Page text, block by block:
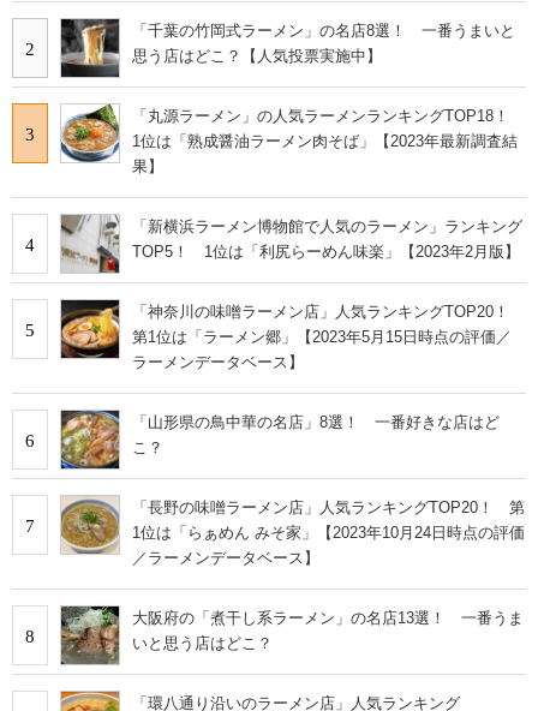
2
「千葉の竹岡式ラーメン」の名店8選！ 一番うまいと
思う店はどこ？【人気投票実施中】
3
「丸源ラーメン」の人気ラーメンランキングTOP18！
1位は「熟成醤油ラーメン肉そば」【2023年最新調査結
果】
4
「新横浜ラーメン博物館で人気のラーメン」ランキング
TOP5！ 1位は「利尻らーめん味楽」【2023年2月版】
5
「神奈川の味噌ラーメン店」人気ランキングTOP20！
第1位は「ラーメン郷」【2023年5月15日時点の評価／
ラーメンデータベース】
6
「山形県の鳥中華の名店」8選！ 一番好きな店はど
こ？
7
「長野の味噌ラーメン店」人気ランキングTOP20！ 第
1位は「らぁめん みそ家」【2023年10月24日時点の評価
／ラーメンデータベース】
8
大阪府の「煮干し系ラーメン」の名店13選！ 一番うま
いと思う店はどこ？
「環八通り沿いのラーメン店」人気ランキング